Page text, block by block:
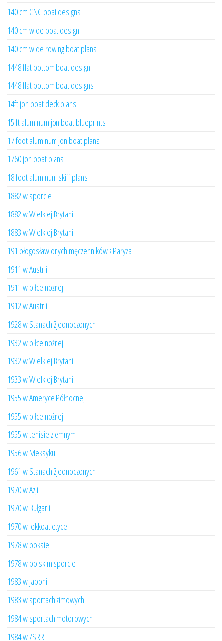
140 cm CNC boat designs
140 cm wide boat design
140 cm wide rowing boat plans
1448 flat bottom boat design
1448 flat bottom boat designs
14ft jon boat deck plans
15 ft aluminum jon boat blueprints
17 foot aluminum jon boat plans
1760 jon boat plans
18 foot aluminum skiff plans
1882 w sporcie
1882 w Wielkiej Brytanii
1883 w Wielkiej Brytanii
191 błogosławionych męczenników z Paryża
1911 w Austrii
1911 w piłce nożnej
1912 w Austrii
1928 w Stanach Zjednoczonych
1932 w piłce nożnej
1932 w Wielkiej Brytanii
1933 w Wielkiej Brytanii
1955 w Ameryce Północnej
1955 w piłce nożnej
1955 w tenisie ziemnym
1956 w Meksyku
1961 w Stanach Zjednoczonych
1970 w Azji
1970 w Bułgarii
1970 w lekkoatletyce
1978 w boksie
1978 w polskim sporcie
1983 w Japonii
1983 w sportach zimowych
1984 w sportach motorowych
1984 w ZSRR